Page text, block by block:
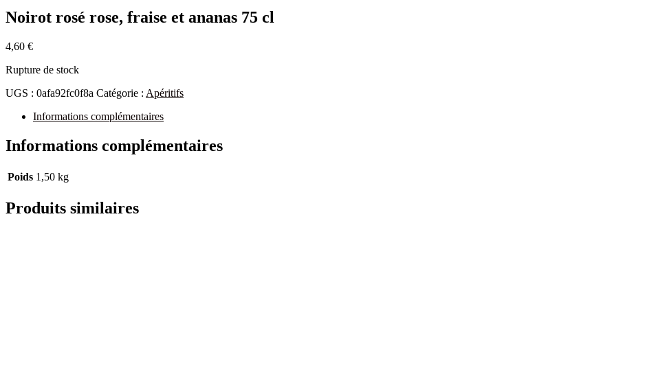
Noirot rosé rose, fraise et ananas 75 cl
4,60 €
Rupture de stock
UGS : 0afa92fc0f8a Catégorie : Apéritifs
Informations complémentaires
Informations complémentaires
Poids 1,50 kg
Produits similaires